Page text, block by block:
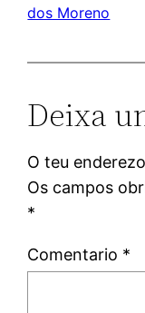
dos Moreno
Deixa
O teu
Os campos
*
Comentario *